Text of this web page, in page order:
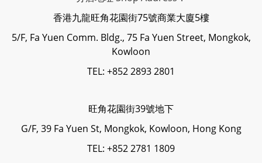
香港九龍旺角花園街75號商業大廈5樓
5/F, Fa Yuen Comm. Bldg., 75 Fa Yuen Street, Mongkok,
Kowloon
TEL: +852 2893 2801
旺角花園街39號地下
G/F, 39 Fa Yuen St, Mongkok, Kowloon, Hong Kong
TEL: +852 2781 1809